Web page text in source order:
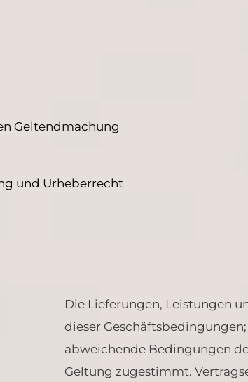
Geltendmachung
und Urheberrecht
Die Lieferungen, Leistungen
dieser
abweichende Bedingungen
Geltung zugestimmt.